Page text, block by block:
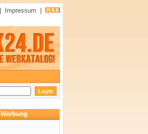
Impressum
Werbung